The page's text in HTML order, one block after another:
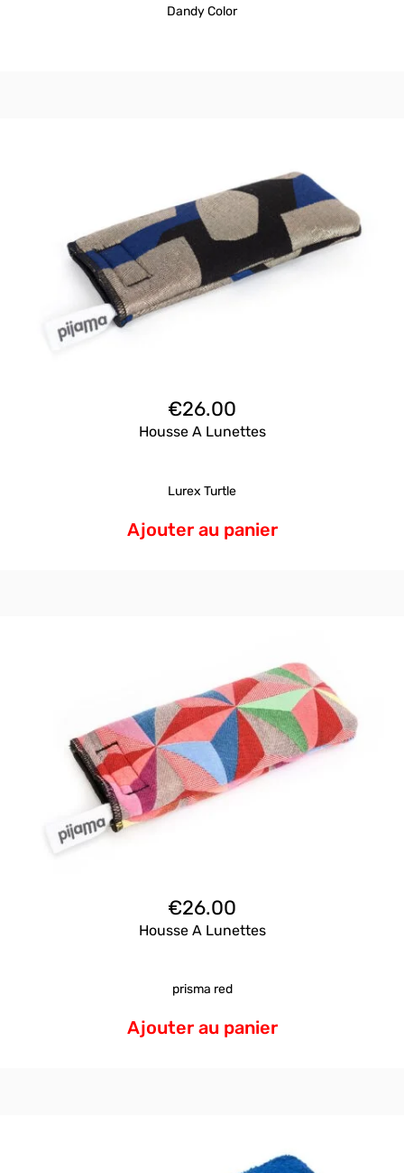
Dandy Color
€26.00
Housse A Lunettes
Lurex Turtle
Ajouter au panier
€26.00
Housse A Lunettes
prisma red
Ajouter au panier